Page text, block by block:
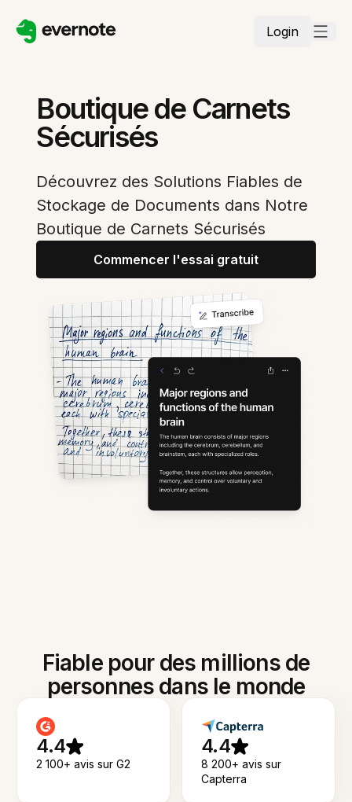
Login
Boutique de Carnets
Sécurisés
Découvrez des Solutions Fiables de
Stockage de Documents dans Notre
Boutique de Carnets Sécurisés
Commencer l'essai gratuit
Fiable pour des millions de
personnes dans le monde
4.4
2 100+ avis sur G2
4.4
8 200+ avis sur
Capterra